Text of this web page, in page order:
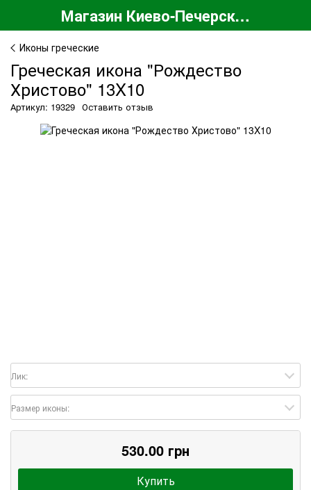
Магазин Киево-Печерской Лавры
Иконы греческие
Греческая икона "Рождество
Христово" 13X10
Артикул: 19329 Оставить отзыв
Лик:
Размер иконы:
530.00 грн
Купить